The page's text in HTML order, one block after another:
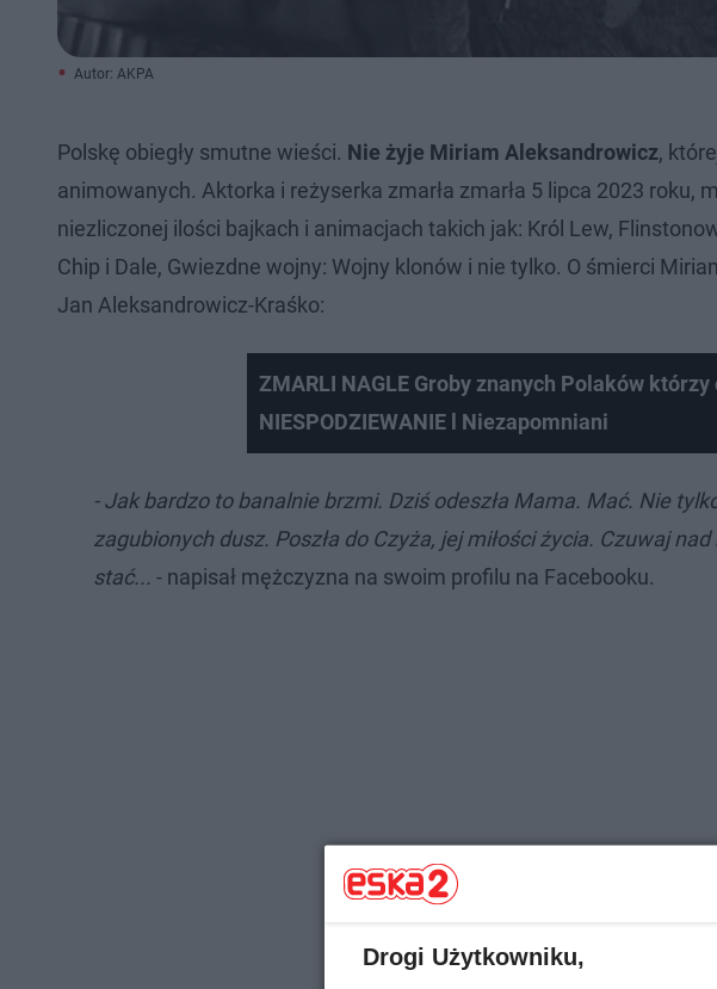
Autor: AKPA
Polskę obiegły smutne wieści. Nie żyje Miriam Aleksandrowicz,
animowanych. Aktorka i reżyserka zmarła zmarła 5 lipca 2023 roku,
niezliczonej ilości bajkach i animacjach takich jak: Król Lew,
Chip i Dale, Gwiezdne wojny: Wojny klonów i nie tylko. O śmierci
Jan Aleksandrowicz-Kraśko:
ZMARLI NAGLE Groby znanych Polaków którzy
NIESPODZIEWANIE l Niezapomniani
- Jak bardzo to banalnie brzmi. Dziś odeszła Mama. Mać. Nie
zagubionych dusz. Poszła do Czyża, jej miłości życia. Czuwaj
stać... - napisał mężczyzna na swoim profilu na Facebooku.
Drogi Użytkowniku,